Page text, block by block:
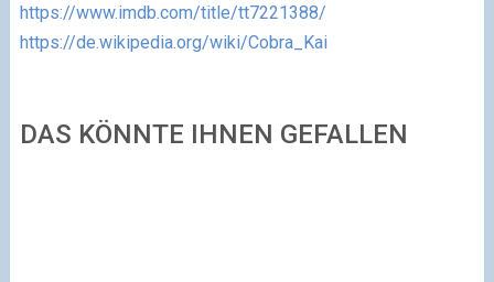
https://www.imdb.com/title/tt7221388/
https://de.wikipedia.org/wiki/Cobra_Kai
DAS KÖNNTE IHNEN GEFALLEN